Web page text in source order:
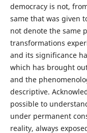
democracy is not,
same that was given
not denote the same
transformations
and its significance
which has brought
and the
descriptive.
possible to
under permanent
reality, always